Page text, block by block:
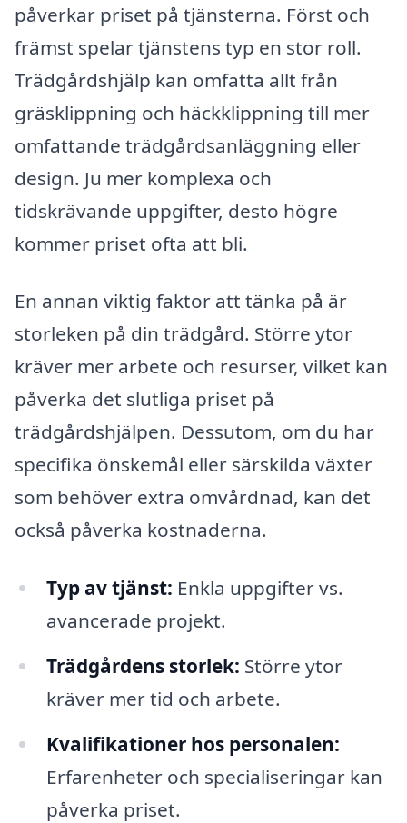
påverkar priset på tjänsterna. Först och
främst spelar tjänstens typ en stor roll.
Trädgårdshjälp kan omfatta allt från
gräsklippning och häckklippning till mer
omfattande trädgårdsanläggning eller
design. Ju mer komplexa och
tidskrävande uppgifter, desto högre
kommer priset ofta att bli.
En annan viktig faktor att tänka på är
storleken på din trädgård. Större ytor
kräver mer arbete och resurser, vilket kan
påverka det slutliga priset på
trädgårdshjälpen. Dessutom, om du har
specifika önskemål eller särskilda växter
som behöver extra omvårdnad, kan det
också påverka kostnaderna.
Typ av tjänst: Enkla uppgifter vs.
avancerade projekt.
Trädgårdens storlek: Större ytor
kräver mer tid och arbete.
Kvalifikationer hos personalen:
Erfarenheter och specialiseringar kan
påverka priset.